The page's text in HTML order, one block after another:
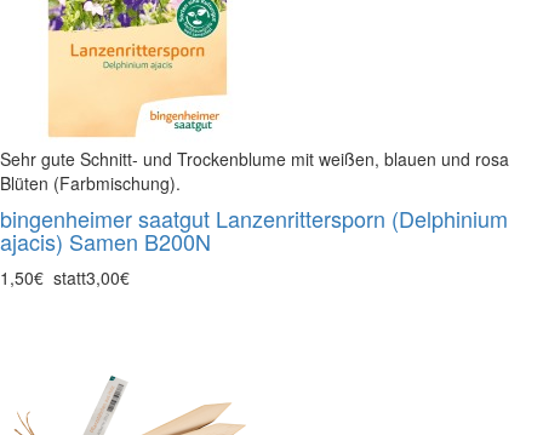
Sehr gute Schnitt- und Trockenblume mit weißen, blauen und rosa
Blüten (Farbmischung).
bingenheimer saatgut Lanzenrittersporn (Delphinium
ajacis) Samen B200N
1,50€ statt3,00€